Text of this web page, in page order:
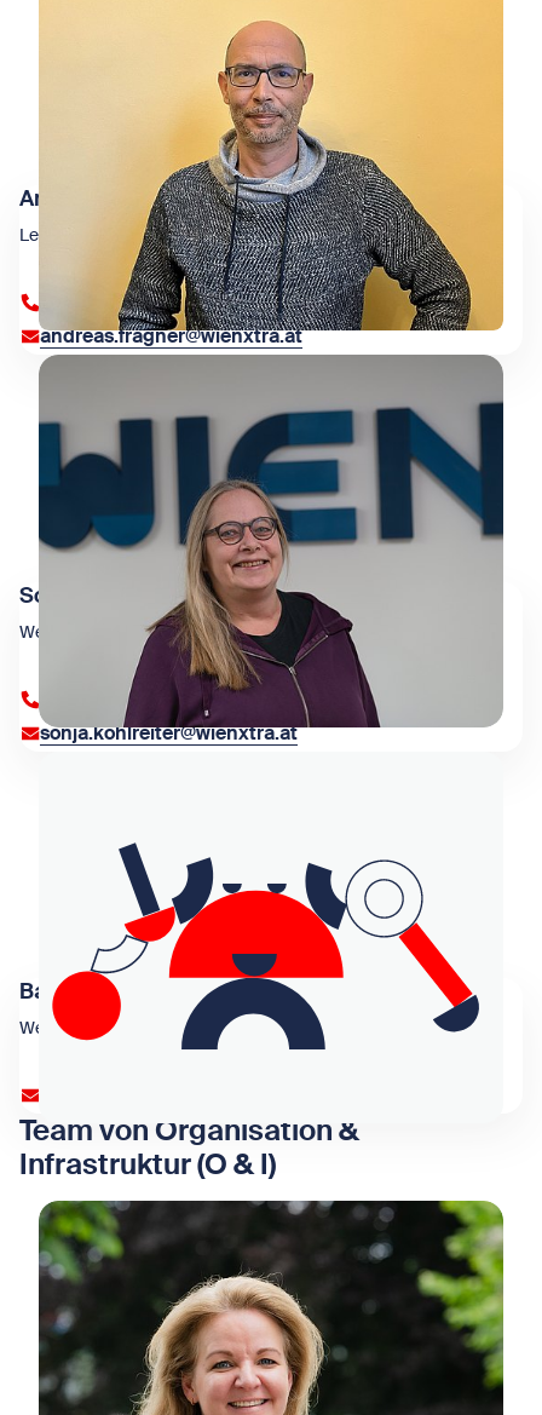
Andreas Fragner
Leitung IT & Web
+43 1 909 4000 84388
andreas.fragner@wienxtra.at
Sonja Kohlreiter
Web
+43 699 180 734 80
sonja.kohlreiter@wienxtra.at
Barbara Duthweiler
Web
Team von Organisation &
Infrastruktur (O & I)